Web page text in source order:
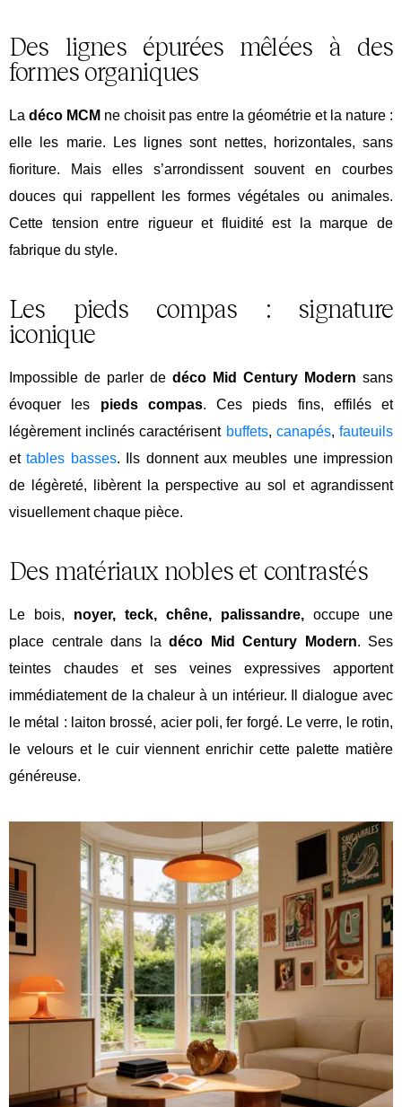
Des lignes épurées mêlées à des
formes organiques
Ladéco MCM ne choisit pas entre la géométrie et la nature :
elle les marie. Les lignes sont nettes, horizontales, sans
fioriture. Mais elles s’arrondissent souvent en courbes
douces qui rappellent les formes végétales ou animales.
Cette tension entre rigueur et fluidité est la marque de
fabrique du style.
Les pieds compas : signature
iconique
Impossible de parler de déco Mid Century Modern sans
évoquer les pieds compas. Ces pieds fins, effilés et
légèrement inclinés caractérisent buffets, canapés,fauteuils
ettables basses. Ils donnent aux meubles une impression
de légèreté, libèrent la perspective au sol et agrandissent
visuellement chaque pièce.
Des matériaux nobles et contrastés
Le bois, noyer, teck, chêne, palissandre, occupe une
place centrale dans la déco Mid Century Modern. Ses
teintes chaudes et ses veines expressives apportent
immédiatement de la chaleur à un intérieur. Il dialogue avec
le métal : laiton brossé, acier poli, fer forgé. Le verre, le rotin,
le velours et le cuir viennent enrichir cette palette matière
généreuse.